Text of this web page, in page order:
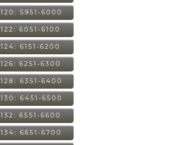
120: 5951-6000
122: 6051-6100
124: 6151-6200
126: 6251-6300
128: 6351-6400
130: 6451-6500
132: 6551-6600
134: 6651-6700